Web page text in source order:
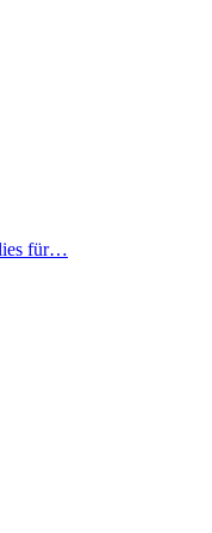
für…